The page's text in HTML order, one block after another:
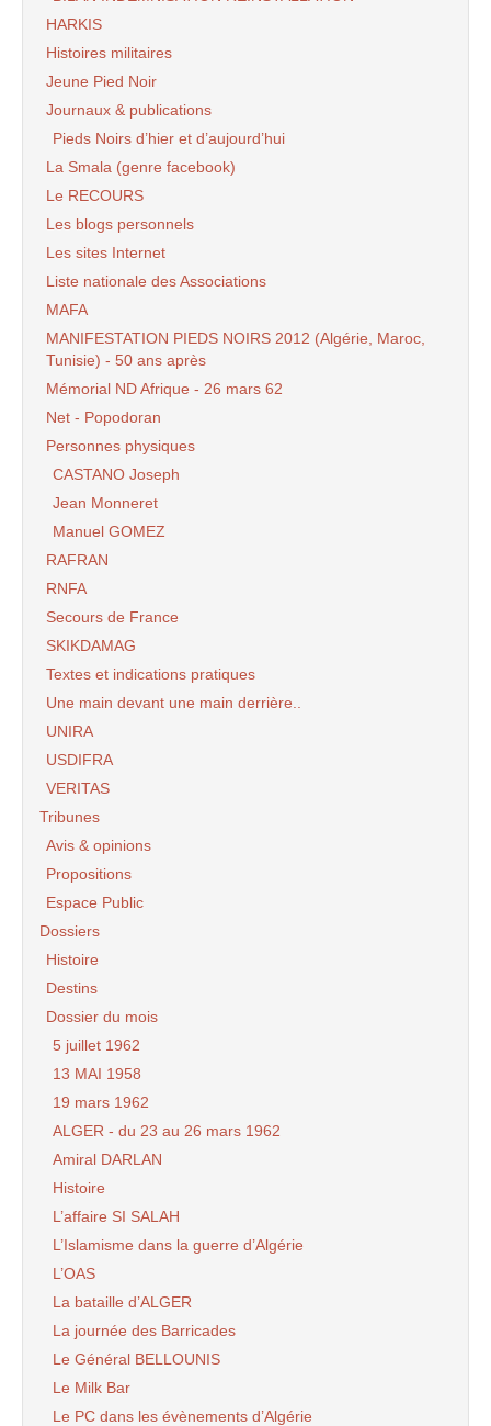
HARKIS
Histoires militaires
Jeune Pied Noir
Journaux & publications
Pieds Noirs d’hier et d’aujourd’hui
La Smala (genre facebook)
Le RECOURS
Les blogs personnels
Les sites Internet
Liste nationale des Associations
MAFA
MANIFESTATION PIEDS NOIRS 2012 (Algérie, Maroc,
Tunisie) - 50 ans après
Mémorial ND Afrique - 26 mars 62
Net - Popodoran
Personnes physiques
CASTANO Joseph
Jean Monneret
Manuel GOMEZ
RAFRAN
RNFA
Secours de France
SKIKDAMAG
Textes et indications pratiques
Une main devant une main derrière..
UNIRA
USDIFRA
VERITAS
Tribunes
Avis & opinions
Propositions
Espace Public
Dossiers
Histoire
Destins
Dossier du mois
5 juillet 1962
13 MAI 1958
19 mars 1962
ALGER - du 23 au 26 mars 1962
Amiral DARLAN
Histoire
L’affaire SI SALAH
L’Islamisme dans la guerre d’Algérie
L’OAS
La bataille d’ALGER
La journée des Barricades
Le Général BELLOUNIS
Le Milk Bar
Le PC dans les évènements d’Algérie